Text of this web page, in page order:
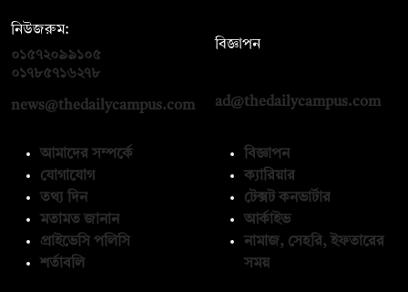
নিউজরুম:
০১৫৭২০৯৯১০৫
০১৭৮৫৭১৬২৭৮
news@thedailycampus.com
বিজ্ঞাপন
ad@thedailycampus.com
আমাদের সম্পর্কে
যোগাযোগ
তথ্য দিন
মতামত জানান
প্রাইভেসি পলিসি
শর্তাবলি
বিজ্ঞাপন
ক্যারিয়ার
টেক্সট কনভার্টার
আর্কাইভ
নামাজ, সেহরি, ইফতারের
সময়